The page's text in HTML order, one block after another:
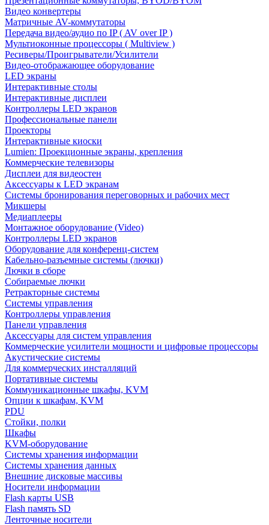
Видео конвертеры
Матричные AV-коммутаторы
Передача видео/аудио по IP ( AV over IP )
Мультиоконные процессоры ( Multiview )
Ресиверы/Проигрыватели/Усилители
Видео-отображающее оборудование
LED экраны
Интерактивные столы
Интерактивные дисплеи
Контроллеры LED экранов
Профессиональные панели
Проекторы
Интерактивные киоски
Lumien: Проекционные экраны, крепления
Коммерческие телевизоры
Дисплеи для видеостен
Аксессуары к LED экранам
Системы бронирования переговорных и рабочих мест
Микшеры
Медиаплееры
Монтажное оборудование (Video)
Контроллеры LED экранов
Оборудование для конференц-систем
Кабельно-разъемные системы (лючки)
Лючки в сборе
Собираемые лючки
Ретракторные системы
Системы управления
Контроллеры управления
Панели управления
Аксессуары для систем управления
Коммерческие усилители мощности и цифровые процессоры
Акустические системы
Для коммерческих инсталляций
Портативные системы
Коммуникационные шкафы, KVM
Опции к шкафам, KVM
PDU
Стойки, полки
Шкафы
KVM-оборудование
Системы хранения информации
Системы хранения данных
Внешние дисковые массивы
Носители информации
Flash карты USB
Flash память SD
Ленточные носители